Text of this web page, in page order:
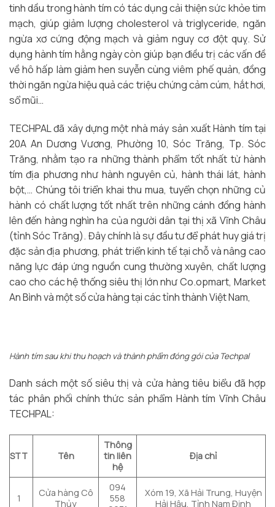
tinh dầu trong hành tím có tác dụng cải thiện sức khỏe tim
mạch, giúp giảm lượng cholesterol và triglyceride, ngăn
ngừa xơ cứng động mạch và giảm nguy cơ đột quỵ. Sử
dụng hành tím hằng ngày còn giúp bạn điều trị các vấn đề
về hô hấp làm giảm hen suyễn cùng viêm phế quản, đồng
thời ngăn ngừa hiệu quả các triệu chứng cảm cúm, hắt hơi,
sổ mũi…
TECHPAL đã xây dựng một nhà máy sản xuất Hành tím tại
20A An Dương Vương, Phường 10, Sóc Trăng, Tp. Sóc
Trăng, nhằm tạo ra những thành phẩm tốt nhất từ hành
tím địa phương như hành nguyên củ, hành thái lát, hành
bột,… Chúng tôi triển khai thu mua, tuyển chọn những củ
hành có chất lượng tốt nhất trên những cánh đồng hành
lên đến hàng nghìn ha của người dân tại thị xã Vĩnh Châu
(tỉnh Sóc Trăng). Đây chính là sự đầu tư để phát huy giá trị
đặc sản địa phương, phát triển kinh tế tại chỗ và nâng cao
năng lực đáp ứng nguồn cung thường xuyên, chất lượng
cao cho các hệ thống siêu thị lớn như Co.opmart, Market
An Bình và một số cửa hàng tại các tỉnh thành Việt Nam,
Hành tím sau khi thu hoạch và thành phẩm đóng gói của Techpal
Danh sách một số siêu thị và cửa hàng tiêu biểu đã hợp
tác phân phối chính thức sản phẩm Hành tím Vĩnh Châu
TECHPAL:
STT Tên
Thông
tin liên
hệ
Địa chỉ
1
Cửa hàng Cô
Thủy
094
558
Xóm 19, Xã Hải Trung, Huyện
Hải Hậu, Tỉnh Nam Định